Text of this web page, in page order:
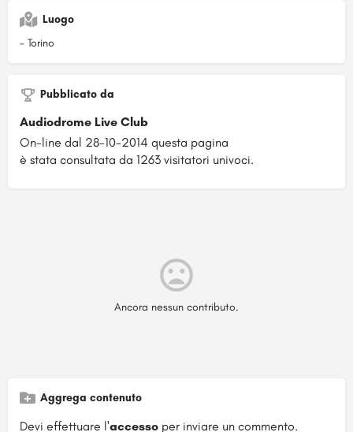
Luogo
- Torino
Pubblicato da
Audiodrome Live Club
On-line dal 28-10-2014 questa pagina
è stata consultata da 1263 visitatori univoci.
Ancora nessun contributo.
Aggrega contenuto
Devi effettuare l'accesso per inviare un commento.